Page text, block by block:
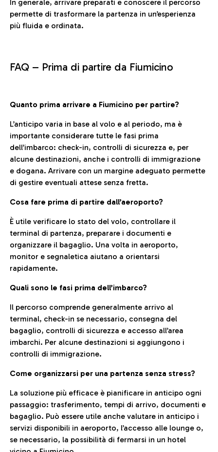
In generale, arrivare preparati e conoscere il percorso
permette di trasformare la partenza in un’esperienza
più fluida e ordinata.
FAQ – Prima di partire da Fiumicino
Quanto prima arrivare a Fiumicino per partire?
L’anticipo varia in base al volo e al periodo, ma è
importante considerare tutte le fasi prima
dell’imbarco: check-in, controlli di sicurezza e, per
alcune destinazioni, anche i controlli di immigrazione
e dogana. Arrivare con un margine adeguato permette
di gestire eventuali attese senza fretta.
Cosa fare prima di partire dall’aeroporto?
È utile verificare lo stato del volo, controllare il
terminal di partenza, preparare i documenti e
organizzare il bagaglio. Una volta in aeroporto,
monitor e segnaletica aiutano a orientarsi
rapidamente.
Quali sono le fasi prima dell’imbarco?
Il percorso comprende generalmente arrivo al
terminal, check-in se necessario, consegna del
bagaglio, controlli di sicurezza e accesso all’area
imbarchi. Per alcune destinazioni si aggiungono i
controlli di immigrazione.
Come organizzarsi per una partenza senza stress?
La soluzione più efficace è pianificare in anticipo ogni
passaggio: trasferimento, tempi di arrivo, documenti e
bagaglio. Può essere utile anche valutare in anticipo i
servizi disponibili in aeroporto, l’accesso alle lounge o,
se necessario, la possibilità di fermarsi in un hotel